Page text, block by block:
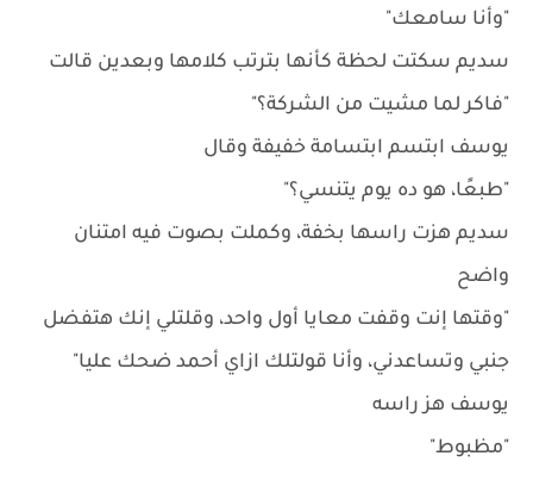
"وأنا سامعك"
سديم سكتت لحظة كأنها بترتب كلامها وبعدين قالت
"فاكر لما مشيت من الشركة؟"
يوسف ابتسم ابتسامة خفيفة وقال
"طبعًا، هو ده يوم يتنسي؟"
سديم هزت راسها بخفة، وكملت بصوت فيه امتنان
واضح
"وقتها إنت وقفت معايا أول واحد، وقلتلي إنك هتفضل
جنبي وتساعدني، وأنا قولتلك ازاي أحمد ضحك عليا"
يوسف هز راسه
"مظبوط"